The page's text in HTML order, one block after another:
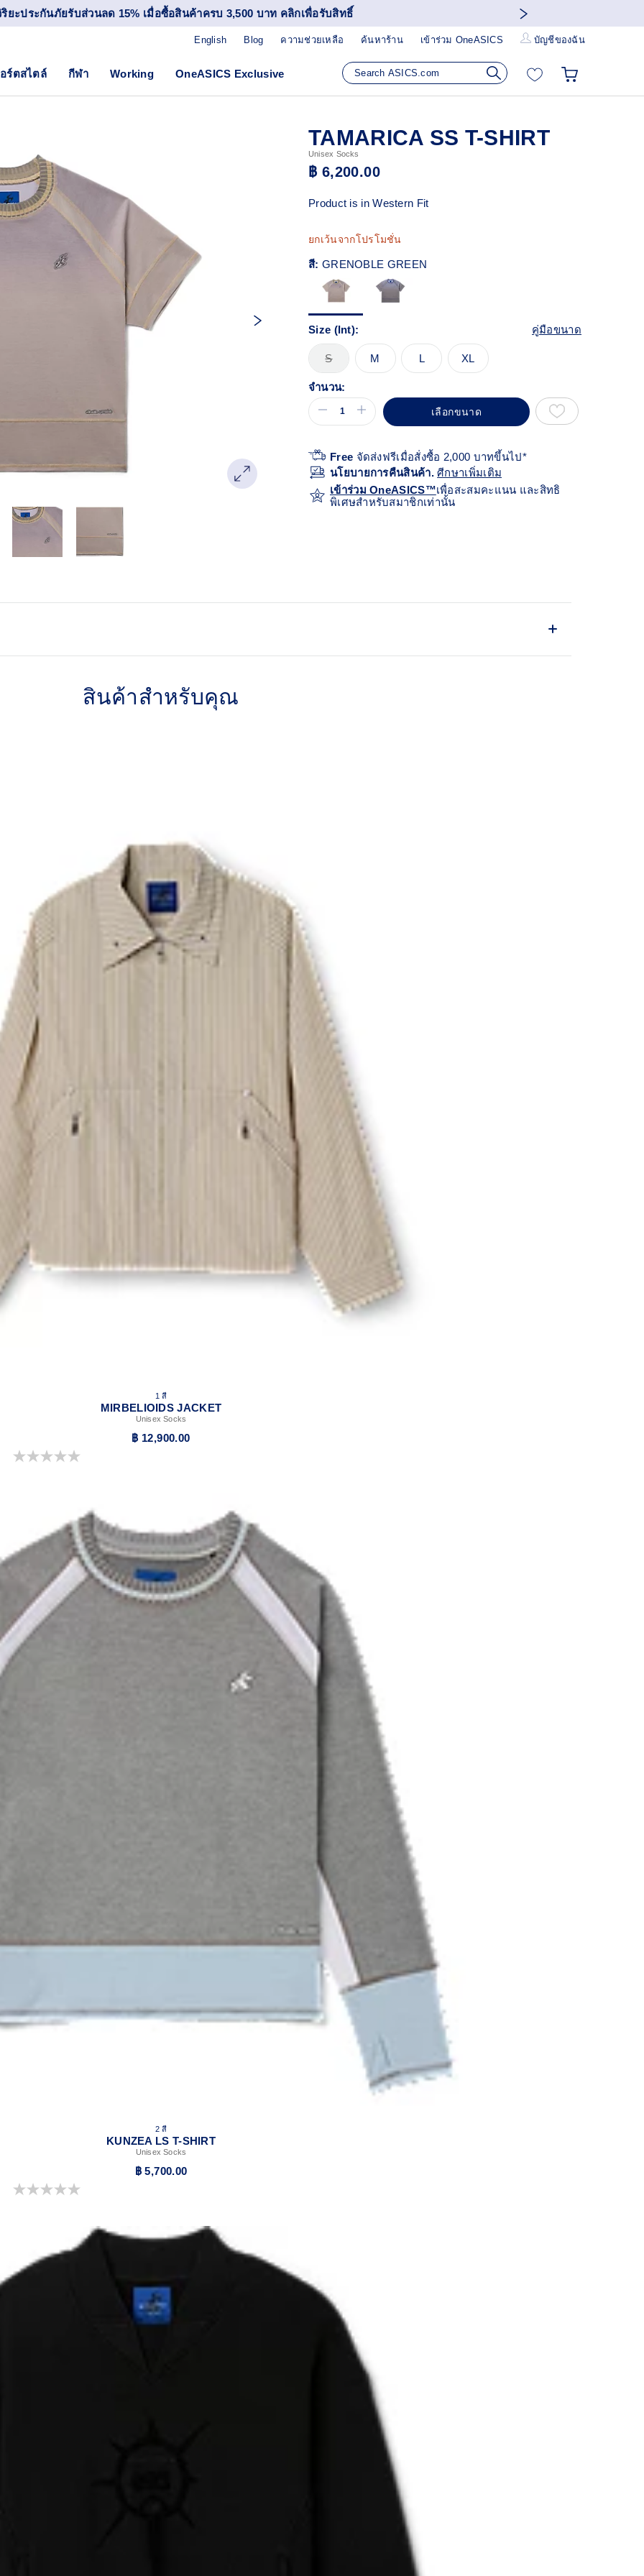
ยะประกันภัยรับส่วนลด 15% เมื่อซื้อสินค้าครบ 3,500 บาท คลิกเพื่อรับสิทธิ์
Blog ความช่วยเหลือ ค้นหาร้าน เข้าร่วม OneASICS บัญชีของฉัน
English
ร์ตสไตล์ กีฬา Working OneASICS Exclusive
TAMARICA SS T-SHIRT
Unisex Socks
฿ 6,200.00
Product is in Western Fit
ยกเว้นจากโปรโมชั่น
สี: GRENOBLE GREEN
Size (Int): คู่มือขนาด
S M L XL
จำนวน:
เลือกขนาด
Free จัดส่งฟรีเมื่อสั่งซื้อ 2,000 บาทขึ้นไป*
นโยบายการคืนสินค้า.ศีกษาเพิ่มเติม
เข้าร่วม OneASICS™เพื่อสะสมคะแนน และสิทธิ
พิเศษสำหรับสมาชิกเท่านั้น
สินค้าสำหรับคุณ
1 สี
MIRBELIOIDS JACKET
Unisex Socks
฿ 12,900.00
0.0 จาก 5 ดาว
2 สี
KUNZEA LS T-SHIRT
Unisex Socks
฿ 5,700.00
0.0 จาก 5 ดาว